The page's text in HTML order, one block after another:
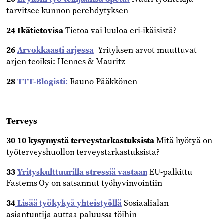
tarvitsee kunnon perehdytyksen
24 IkätietovisaTietoa vai luuloa eri-ikäisistä?
26Arvokkaasti arjessa Yrityksen arvot muuttuvat
arjen teoiksi: Hennes & Mauritz
28TTT-Blogisti: Rauno Pääkkönen
Terveys
30 10 kysymystäterveystarkastuksistaMitä hyötyä on
työterveyshuollonterveystarkastuksista?
33Yrityskulttuurillastressiä vastaanEU-palkittu
Fastems Oy onsatsannut työhyvinvointiin
34Lisää työkykyäyhteistyölläSosiaalialan
asiantuntijaauttaa paluussa töihin